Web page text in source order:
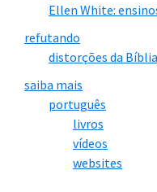
Ellen White:
refutando
distorções da Bíblia
saiba mais
português
livros
vídeos
websites